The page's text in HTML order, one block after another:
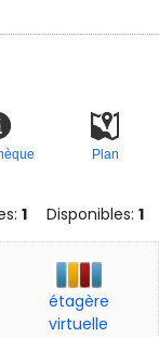
Plan
1 Disponibles: 1
étagère
virtuelle